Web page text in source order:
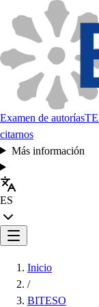
Examen de autorías
citarnos
Más información
ES
Inicio
/
BITESO